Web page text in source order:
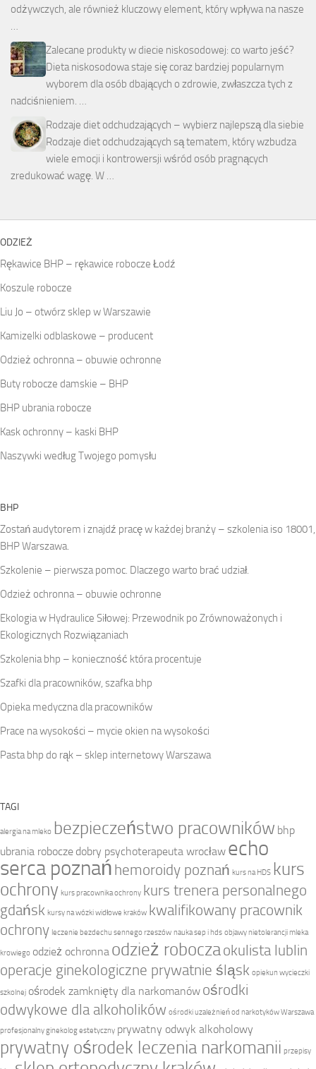
odżywczych, ale również kluczowy element, który wpływa na nasze
…
Zalecane produkty w diecie niskosodowej: co warto jeść?
Dieta niskosodowa staje się coraz bardziej popularnym
wyborem dla osób dbających o zdrowie, zwłaszcza tych z
nadciśnieniem. …
Rodzaje diet odchudzających – wybierz najlepszą dla siebie
Rodzaje diet odchudzających są tematem, który wzbudza
wiele emocji i kontrowersji wśród osób pragnących
zredukować wagę. W …
ODZIEŻ
Rękawice BHP – rękawice robocze Łodź
Koszule robocze
Liu Jo – otwórz sklep w Warszawie
Kamizelki odblaskowe – producent
Odzież ochronna – obuwie ochronne
Buty robocze damskie – BHP
BHP ubrania robocze
Kask ochronny – kaski BHP
Naszywki według Twojego pomysłu
BHP
Zostań audytorem i znajdź pracę w każdej branży – szkolenia iso 18001,
BHP Warszawa.
Szkolenie – pierwsza pomoc. Dlaczego warto brać udział.
Odzież ochronna – obuwie ochronne
Ekologia w Hydraulice Siłowej: Przewodnik po Zrównoważonych i
Ekologicznych Rozwiązaniach
Szkolenia bhp – konieczność która procentuje
Szafki dla pracowników, szafka bhp
Opieka medyczna dla pracowników
Prace na wysokości – mycie okien na wysokości
Pasta bhp do rąk – sklep internetowy Warszawa
TAGI
alergia na mleko bezpieczeństwo pracowników bhp
ubrania robocze dobry psychoterapeuta wrocław echo
serca poznań hemoroidy poznań kurs na HDS kurs
ochrony kurs pracownika ochrony kurs trenera personalnego
gdańsk kursy na wózki widłowe kraków kwalifikowany pracownik
ochrony leczenie bezdechu sennego rzeszów nauka sep i hds objawy nietolerancji mleka
krowiego odzież ochronna odzież roboczaokulista lublin
operacje ginekologiczne prywatnie śląsk opiekun wycieczki
szkolnej ośrodek zamknięty dla narkomanów ośrodki
odwykowe dla alkoholików ośrodki uzależnień od narkotyków Warszawa
profesjonalny ginekolog estetyczny prywatny odwyk alkoholowy
prywatny ośrodek leczenia narkomanii przepisy